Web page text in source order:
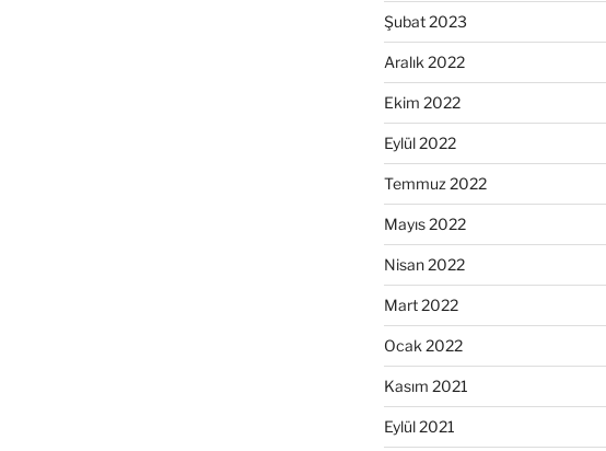
Şubat 2023
Aralık 2022
Ekim 2022
Eylül 2022
Temmuz 2022
Mayıs 2022
Nisan 2022
Mart 2022
Ocak 2022
Kasım 2021
Eylül 2021